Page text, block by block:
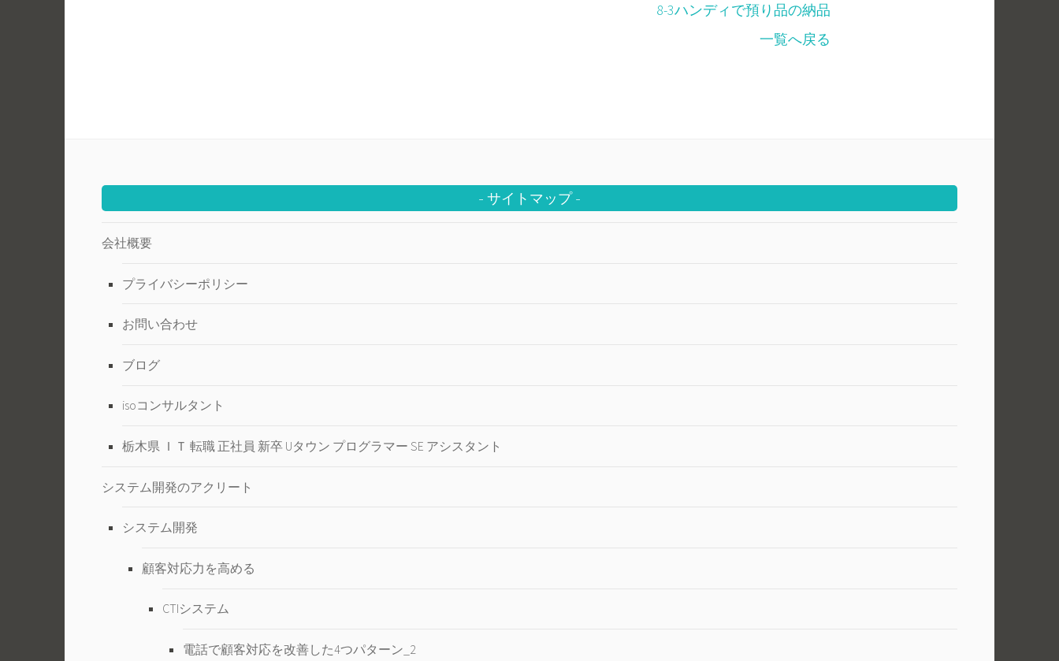
8-3ハンディで預り品の納品
一覧へ戻る
サイトマップ
会社概要
プライバシーポリシー
お問い合わせ
ブログ
isoコンサルタント
栃木県 ＩＴ 転職 正社員 新卒 Uタウン プログラマー SE アシスタント
システム開発のアクリート
システム開発
顧客対応力を高める
CTIシステム
電話で顧客対応を改善した4つパターン_2